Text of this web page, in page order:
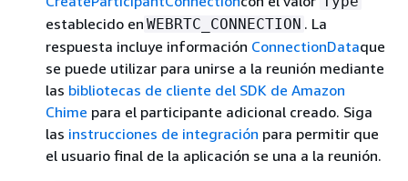
establecido en WEBRTC_CONNECTION . La
respuesta incluye información ConnectionDataque
se puede utilizar para unirse a la reunión mediante
las bibliotecas de cliente del SDK de Amazon
Chime para el participante adicional creado. Siga
las instrucciones de integración para permitir que
el usuario final de la aplicación se una a la reunión.